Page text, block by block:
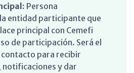
Persona
entidad participante que
principal con Cemefi
de participación. Será el
para recibir
notificaciones y dar